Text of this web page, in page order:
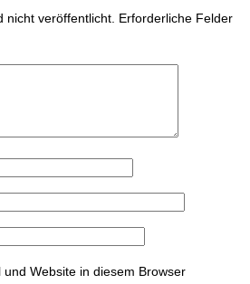
nicht veröffentlicht. Erforderliche Felder
Website in diesem Browser